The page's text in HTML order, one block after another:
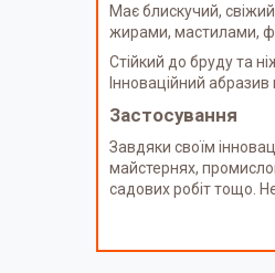
Має блискучий,
жирами, мастилами,
Стійкий до бруду та
Інноваційний
Застосування
Завдяки своїм
майстернях,
садових робіт тощо.